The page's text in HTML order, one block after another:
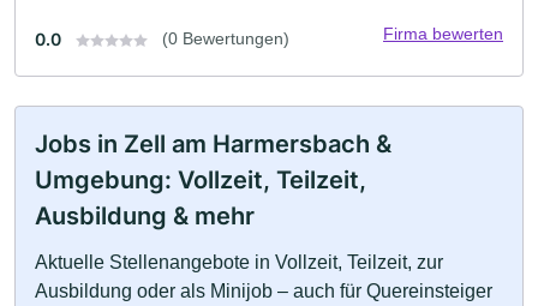
0.0 (0 Bewertungen) Firma bewerten
Jobs in Zell am Harmersbach &
Umgebung: Vollzeit, Teilzeit,
Ausbildung & mehr
Aktuelle Stellenangebote in Vollzeit, Teilzeit, zur
Ausbildung oder als Minijob – auch für Quereinsteiger